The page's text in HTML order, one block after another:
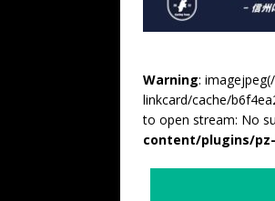
Warning:
linkcard/cache/
to open stream: No
content/plugins/